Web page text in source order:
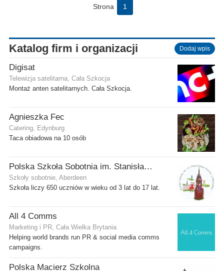
Strona 1
Katalog firm i organizacji Dodaj wpis
Digisat
Telewizja satelitarna, Cała Szkocja
Montaż anten satelitarnych. Cała Szkocja.
Agnieszka Fec
Catering, Edynburg
Taca obiadowa na 10 osób
Polska Szkoła Sobotnia im. Stanisława Kostki
Szkoły sobotnie, Aberdeen
Szkoła liczy 650 uczniów w wieku od 3 lat do 17 lat.
All 4 Comms
Marketing i PR, Cała Wielka Brytania
Helping world brands run PR & social media comms
campaigns.
Polska Macierz Szkolna